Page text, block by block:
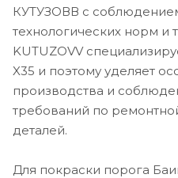
КУТУЗОВВ с
технологических норм и
KUTUZOVV
X35 и поэтому уделяет
производства и
требований по
деталей.
Для покраски порога